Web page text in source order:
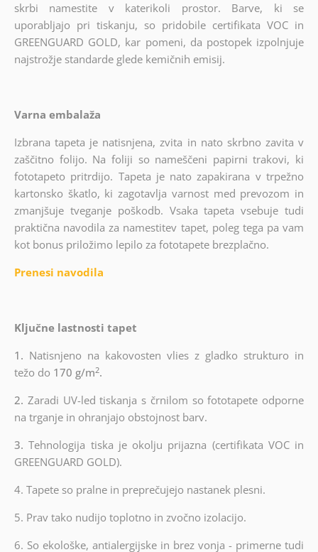
skrbi namestite v katerikoli prostor. Barve, ki se
uporabljajo pri tiskanju, so pridobile certifikata VOC in
GREENGUARD GOLD, kar pomeni, da postopek izpolnjuje
najstrožje standarde glede kemičnih emisij.
Varna embalaža
Izbrana tapeta je natisnjena, zvita in nato skrbno zavita v
zaščitno folijo. Na foliji so nameščeni papirni trakovi, ki
fototapeto pritrdijo. Tapeta je nato zapakirana v trpežno
kartonsko škatlo, ki zagotavlja varnost med prevozom in
zmanjšuje tveganje poškodb. Vsaka tapeta vsebuje tudi
praktična navodila za namestitev tapet, poleg tega pa vam
kot bonus priložimo lepilo za fototapete brezplačno.
Prenesi navodila
Ključne lastnosti tapet
1. Natisnjeno na kakovosten vlies z gladko strukturo in
težo do 170 g/m2.
2. Zaradi UV-led tiskanja s črnilom so fototapete odporne
na trganje in ohranjajo obstojnost barv.
3.Tehnologija tiska je okolju prijazna (certifikata VOC in
GREENGUARD GOLD).
4. Tapete so pralne in preprečujejo nastanek plesni.
5. Prav tako nudijo toplotno in zvočno izolacijo.
6. So ekološke, antialergijske in brez vonja - primerne tudi